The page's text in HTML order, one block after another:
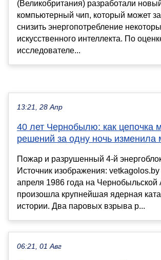
(Великобритания) разработали
компьютерный чип, который может
снизить энергопотребление
искусственного интеллекта. По
исследователе...
13:21, 28 Апр
40 лет Чернобылю: как цепочка
решений за одну ночь изменила
Пожар и разрушенный 4-й
Источник изображения:
апреля 1986 года на
произошла крупнейшая ядерная
истории. Два паровых взрыва р...
06:21, 01 Авг